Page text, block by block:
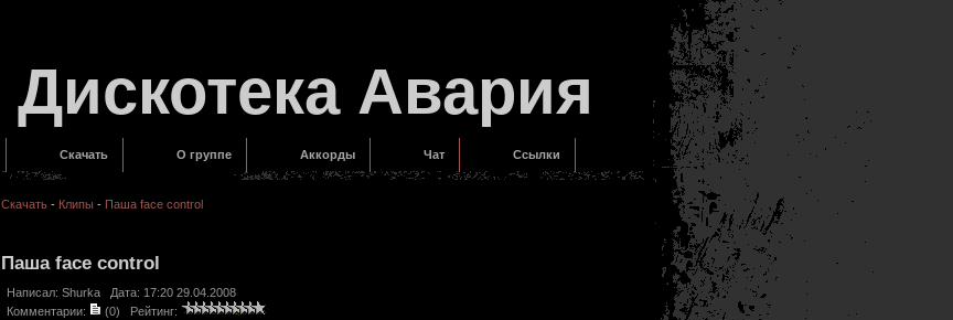
Дискотека Авария
Скачать О группе Аккорды Чат Ссылки
Скачать- Клипы - Паша face control
Паша face control
Написал: ShurkaДата: 17:20 29.04.2008
Комментарии:
(0) Рейтинг: